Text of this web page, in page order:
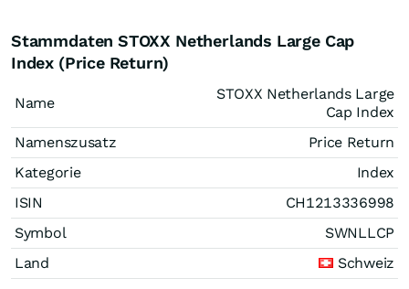
Stammdaten STOXX Netherlands Large Cap
Index (Price Return)
Name
STOXX Netherlands Large
Cap Index
Namenszusatz
Price Return
Kategorie
Index
ISIN
CH1213336998
Symbol
SWNLLCP
Land
Schweiz